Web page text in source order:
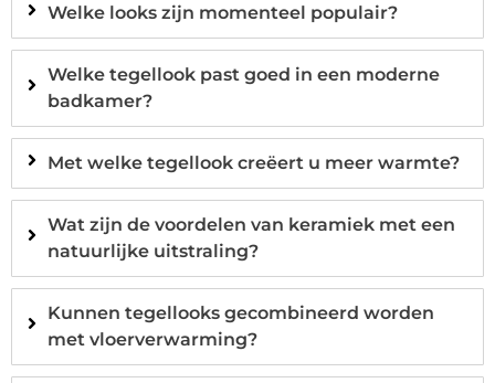
Welke looks zijn momenteel populair?
Welke tegellook past goed in een moderne
badkamer?
Met welke tegellook creëert u meer warmte?
Wat zijn de voordelen van keramiek met een
natuurlijke uitstraling?
Kunnen tegellooks gecombineerd worden
met vloerverwarming?